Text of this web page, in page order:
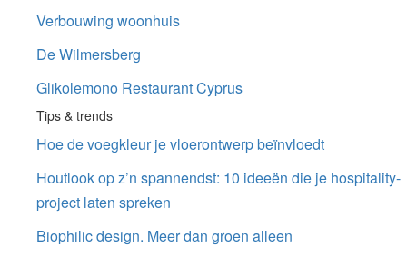
Verbouwing woonhuis
De Wilmersberg
Glikolemono Restaurant Cyprus
Tips & trends
Hoe de voegkleur je vloerontwerp beïnvloedt
Houtlook op z’n spannendst: 10 ideeën die je hospitality-
project laten spreken
Biophilic design. Meer dan groen alleen